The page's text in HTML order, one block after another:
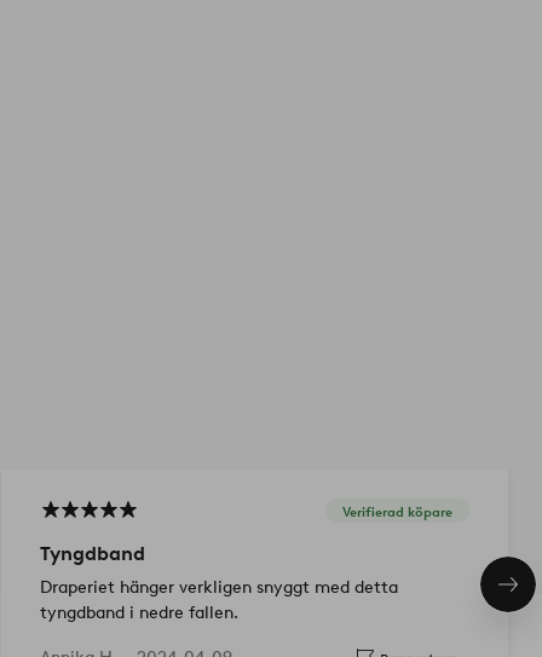
Verifierad köpare
Tyngdband
Draperiet hänger verkligen snyggt med detta
tyngdband i nedre fallen.